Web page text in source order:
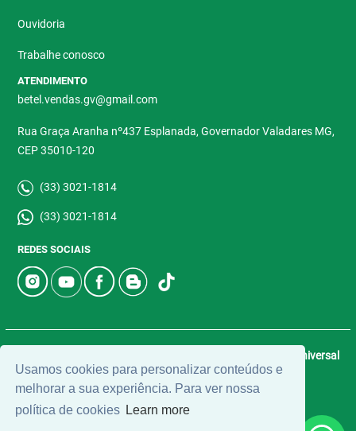
Usamos cookies para personalizar conteúdos e
melhorar a sua experiência. Para ver nossa
política de cookies Learn more
Ouvidoria
Trabalhe conosco
ATENDIMENTO
betel.vendas.gv@gmail.com
Rua Graça Aranha nº437 Esplanada, Governador Valadares MG,
CEP 35010-120
(33) 3021-1814
(33) 3021-1814
REDES SOCIAIS
Universal
Software.